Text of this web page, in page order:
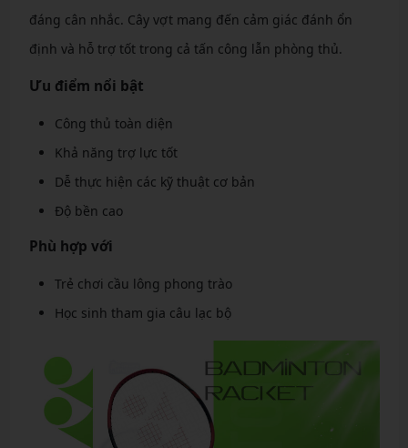
đáng cân nhắc. Cây vợt mang đến cảm giác đánh ổn
định và hỗ trợ tốt trong cả tấn công lẫn phòng thủ.
Ưu điểm nổi bật
Công thủ toàn diện
Khả năng trợ lực tốt
Dễ thực hiện các kỹ thuật cơ bản
Độ bền cao
Phù hợp với
Trẻ chơi cầu lông phong trào
Học sinh tham gia câu lạc bộ